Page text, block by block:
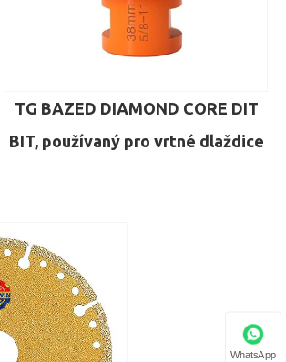
TG BAZED DIAMOND CORE DIT
BIT, používaný pro vrtné dlaždice
WhatsApp